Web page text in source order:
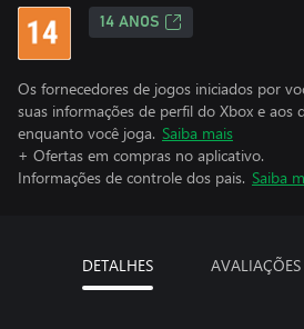
14 ANOS
Os fornecedores de jogos iniciados por
suas informações de perfil do Xbox e aos
enquanto você joga. Saiba mais
+ Ofertas em compras no aplicativo.
Informações de controle dos pais. Saiba
DETALHES AVALIAÇÕES